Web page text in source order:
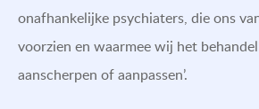
onafhankelijke psychiaters, die ons
voorzien en waarmee wij het
aanscherpen of aanpassen’.